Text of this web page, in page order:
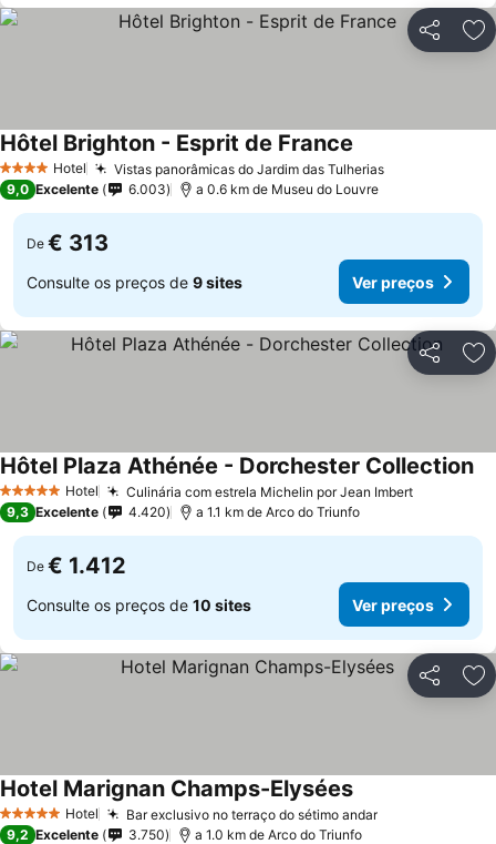
Partilhar
4 EstrelasHotel Vistas panorâmicas do Jardim das Tulherias
Hôtel Brighton - Esprit de France
9,0 Excelente 6.003 a 0.6 km de Museu do Louvre
De € 313
Consulte os preços de 9 sites Ver preços
Partilhar
5 Estrelas Hotel Culinária com estrela Michelin por Jean Imbert
Hôtel Plaza Athénée - Dorchester Collection
9,3 Excelente 4.420 a 1.1 km de Arco do Triunfo
De € 1.412
Consulte os preços de 10 sites Ver preços
Partilhar
5 Estrelas Hotel Bar exclusivo no terraço do sétimo andar
Hotel Marignan Champs-Elysées
9,2 Excelente 3.750 a 1.0 km de Arco do Triunfo